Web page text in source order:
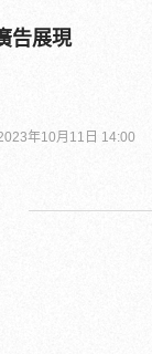
告展現
年10月11日 14:00